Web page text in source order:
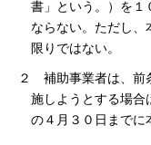
書」という。）を１
ならない。ただし
限りではない。
２ 補助事業者は、前
施しようとする場合
の４月３０日までに